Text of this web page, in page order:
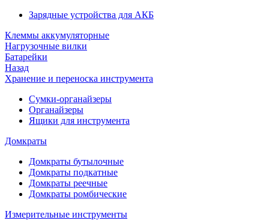
Зарядные устройства для АКБ
Клеммы аккумуляторные
Нагрузочные вилки
Батарейки
Назад
Хранение и переноска инструмента
Сумки-органайзеры
Органайзеры
Ящики для инструмента
Домкраты
Домкраты бутылочные
Домкраты подкатные
Домкраты реечные
Домкраты ромбические
Измерительные инструменты